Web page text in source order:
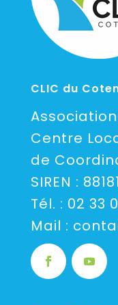
CLIC du
Association
Centre
de
SIREN :
Tél. : 02 33
Mail :